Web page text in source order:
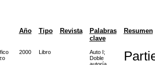
Año Tipo Revista
Palabras
clave
Resumen
2000 Libro Auto I;
Doble